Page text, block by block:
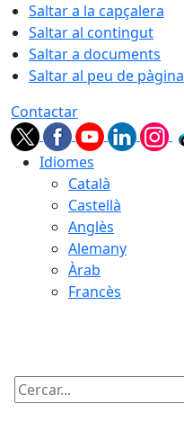
Saltar a la capçalera
Saltar al contingut
Saltar a documents
Saltar al peu de pàgina
Contactar
Idiomes
Català
Castellà
Anglès
Alemany
Àrab
Francès
Cercar: